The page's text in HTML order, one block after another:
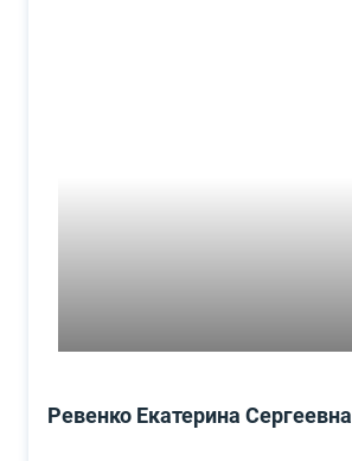
Ревенко Екатерина Сергеевна